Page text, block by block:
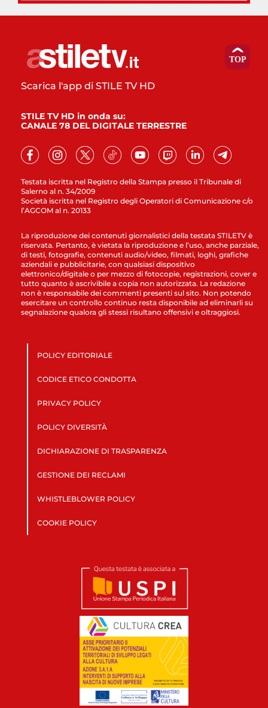
Testata iscritta nel Registro della Stampa presso il Tribunale di
Salerno al n. 34/2009
Società iscritta nel Registro degli Operatori di Comunicazione c/o
l’AGCOM al n. 20133
Scarica l'app di STILE TV HD
STILE TV HD in onda su:
CANALE 78 DEL DIGITALE TERRESTRE
La riproduzione dei contenuti giornalistici della testata STILETV è
riservata. Pertanto, è vietata la riproduzione e l’uso, anche parziale,
di testi, fotografie, contenuti audio/video, filmati, loghi, grafiche
aziendali e pubblicitarie, con qualsiasi dispositivo
elettronico/digitale o per mezzo di fotocopie, registrazioni, cover e
tutto quanto è ascrivibile a copia non autorizzata. La redazione
non è responsabile dei commenti presenti sul sito. Non potendo
esercitare un controllo continuo resta disponibile ad eliminarli su
segnalazione qualora gli stessi risultano offensivi e oltraggiosi.
POLICY EDITORIALE
CODICE ETICO CONDOTTA
PRIVACY POLICY
POLICY DIVERSITÀ
DICHIARAZIONE DI TRASPARENZA
GESTIONE DEI RECLAMI
WHISTLEBLOWER POLICY
COOKIE POLICY